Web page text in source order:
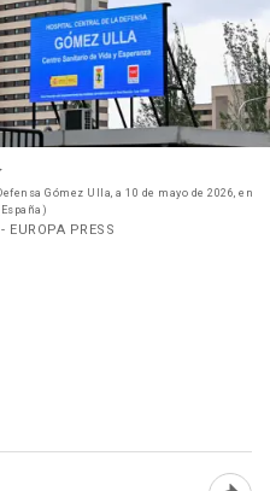
Gómez Ulla, a 10 de mayo de 2026, en
EUROPA PRESS